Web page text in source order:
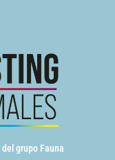
grupo Fauna